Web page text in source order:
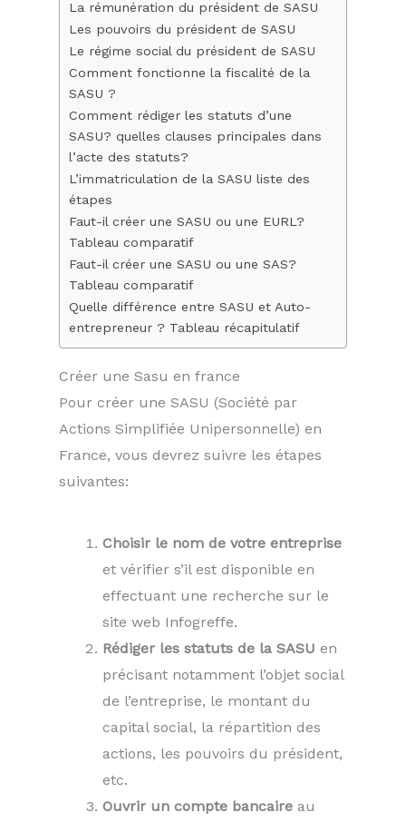
La rémunération du président de SASU
Les pouvoirs du président de SASU
Le régime social du président de SASU
Comment fonctionne la fiscalité de la
SASU ?
Comment rédiger les statuts d’une
SASU? quelles clauses principales dans
l’acte des statuts?
L’immatriculation de la SASU liste des
étapes
Faut-il créer une SASU ou une EURL?
Tableau comparatif
Faut-il créer une SASU ou une SAS?
Tableau comparatif
Quelle différence entre SASU et Auto-
entrepreneur ? Tableau récapitulatif
Créer une Sasu en france
Pour créer une SASU (Société par
Actions Simplifiée Unipersonnelle) en
France, vous devrez suivre les étapes
suivantes:
Choisir le nom de votre entreprise
et vérifier s’il est disponible en
effectuant une recherche sur le
site web Infogreffe.
Rédiger les statuts de la SASU en
précisant notamment l’objet social
de l’entreprise, le montant du
capital social, la répartition des
actions, les pouvoirs du président,
etc.
Ouvrir un compte bancaire au